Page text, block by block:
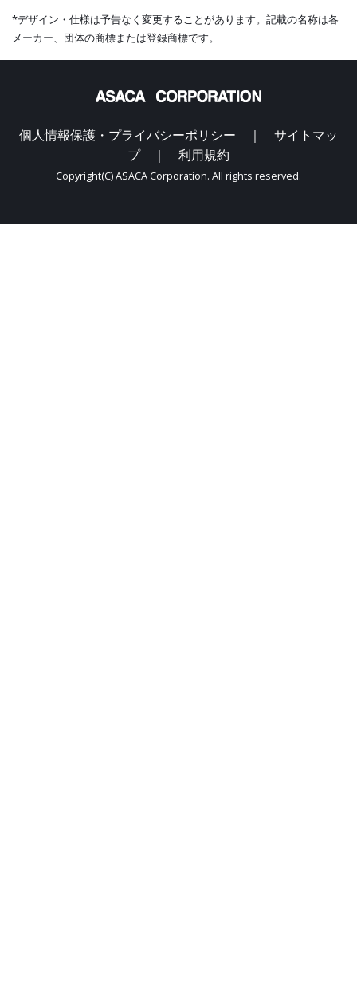
*デザイン・仕様は予告なく変更することがあります。記載の名称は各
メーカー、団体の商標または登録商標です。
個人情報保護・プライバシーポリシー ｜ サイトマッ
プ ｜ 利用規約
Copyright(C) ASACA Corporation. All rights reserved.